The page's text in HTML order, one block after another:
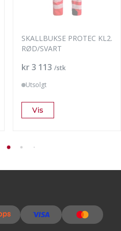
SKALLBUKSE PROTEC KL2.
RØD/SVART
Pris
kr 3 113 /stk
Utsolgt
Vis